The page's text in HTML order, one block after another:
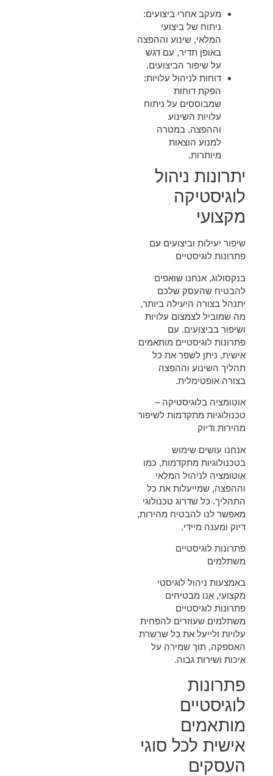
מעקב אחרי ביצועים:
ניתוח של ביצועי
המלאי, שינוע וההפצה
באופן תדיר, עם דגש
על שיפור הביצועים.
דוחות לניהול עלויות:
הפקת דוחות
שמבוססים על ניתוח
עלויות השינוע
וההפצה, במטרה
למנוע הוצאות
מיותרות.
יתרונות ניהול
לוגיסטיקה
מקצועי
שיפור יעילות וביצועים עם
פתרונות לוגיסטיים
בנקסולוג, אנחנו שואפים
להבטיח שהעסק שלכם
יתנהל בצורה היעילה ביותר,
מה שמוביל לצמצום עלויות
ושיפור בביצועים. עם
פתרונות לוגיסטיים מותאמים
אישית, ניתן לשפר את כל
תהליך השינוע וההפצה
בצורה אופטימלית.
אוטומציה בלוגיסטיקה –
טכנולוגיות מתקדמות לשיפור
מהירות ודיוק
אנחנו עושים שימוש
בטכנולוגיות מתקדמות, כמו
אוטומציה לניהול המלאי
וההפצה, שמייעלות את כל
התהליך. כל שדרוג טכנולוגי
מאפשר לנו להבטיח מהירות,
דיוק ומענה מיידי.
פתרונות לוגיסטיים
משתלמים
באמצעות ניהול לוגיסטי
מקצועי, אנו מבטיחים
פתרונות לוגיסטיים
משתלמים שעוזרים להפחית
עלויות ולייעל את כל שרשרת
האספקה, תוך שמירה על
איכות ושירות גבוה.
פתרונות
לוגיסטיים
מותאמים
אישית לכל סוגי
העסקים